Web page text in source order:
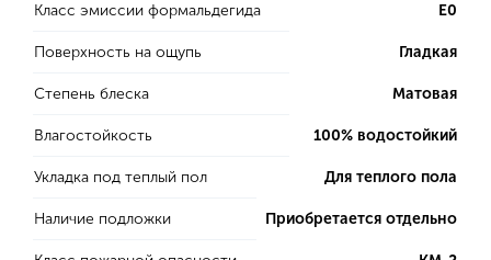
Класс эмиссии формальдегида E0
Поверхность на ощупь Гладкая
Степень блеска Матовая
Влагостойкость 100% водостойкий
Укладка под теплый пол Для теплого пола
Наличие подложки Приобретается отдельно